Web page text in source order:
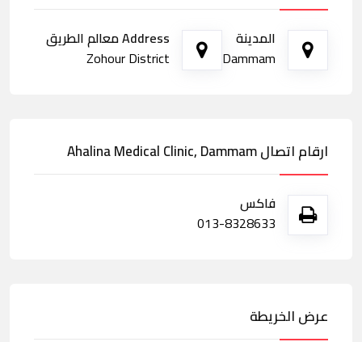
المدينة
Dammam
Address معالم الطريق
Zohour District
ارقام اتصال Ahalina Medical Clinic, Dammam
فاكس
013-8328633
عرض الخريطة